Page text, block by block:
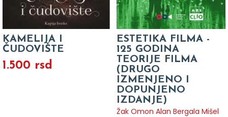
KAMELIJA I
ČUDOVIŠTE
1.500 rsd
ESTETIKA FILMA -
125 GODINA
TEORIJE FILMA
(DRUGO
IZMENJENO I
DOPUNJENO
IZDANJE)
Žak Omon Alan Bergala Mišel